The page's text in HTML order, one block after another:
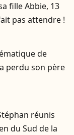
fille Abbie, 13
pas attendre !
de
perdu son père
réunis
du Sud de la